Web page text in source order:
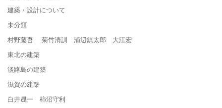
建築・設計について
未分類
村野藤吾 菊竹清訓 浦辺鎮太郎 大江宏
東北の建築
淡路島の建築
滋賀の建築
白井晟一 柿沼守利